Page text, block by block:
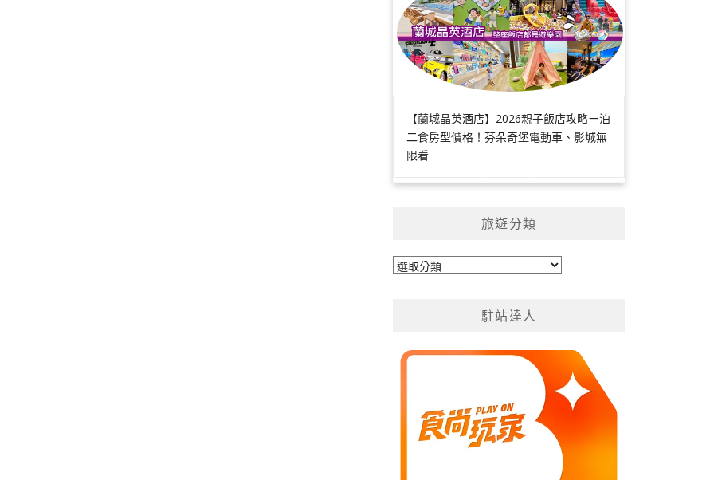
【蘭城晶英酒店】2026親子飯店攻略ㄧ泊
二食房型價格！芬朵奇堡電動車、影城無
限看
旅遊分類
旅
駐站達人